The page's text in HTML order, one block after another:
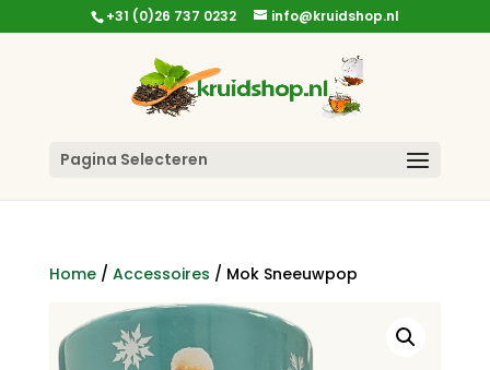
+31 (0)26 737 0232 info@kruidshop.nl
Pagina Selecteren
Home/ Accessoires / Mok Sneeuwpop